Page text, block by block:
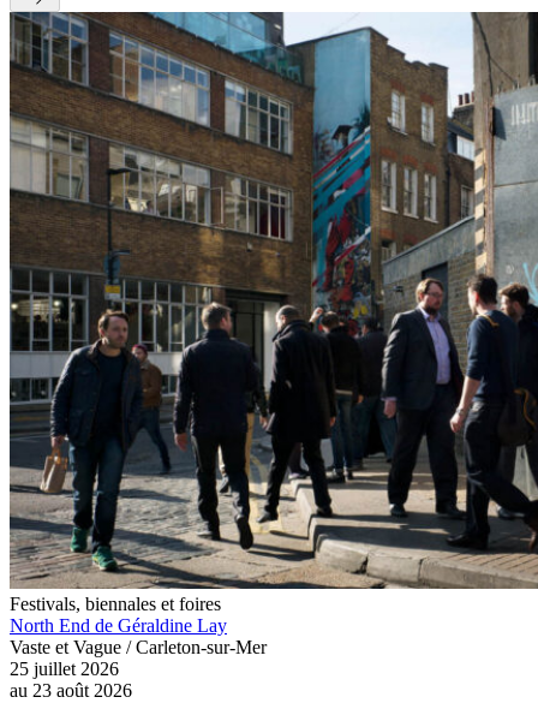
Festivals, biennales et foires
North End de Géraldine Lay
Vaste et Vague / Carleton-sur-Mer
25 juillet 2026
au 23 août 2026